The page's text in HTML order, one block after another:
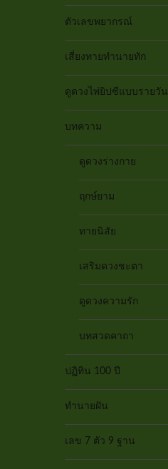
ตัวเลขพยากรณ์
เสี่ยงทายทำนายทัก
ดูดวงไพ่ยิปซีแบบรายวัน
บทความ
ดูดวงร่างกาย
ฤกษ์ยาม
ทายนิสัย
เสริมดวงชะตา
ดูดวงความรัก
บทสวดคาถา
ปฏิทิน 100 ปี
ทำนายฝัน
เลข 7 ตัว 9 ฐาน